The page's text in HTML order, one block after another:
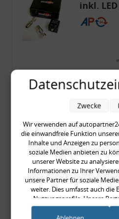
inkl.
CF 14
Merkzettel
Blinker,
Audi 80
OE-Nr.:
Wir verwenden auf
die einwandfreie Funktion
Inhalte und Anzeigen zu
soziale Medien anbieten zu
unserer Website zu
Informationen zu Ihrer
unsere Partner für soziale
weiter. Dies umfasst auch die
Nutzungsprofile. Unsere
Products) führen diese
weiteren Daten zusammen, die
Zwecke